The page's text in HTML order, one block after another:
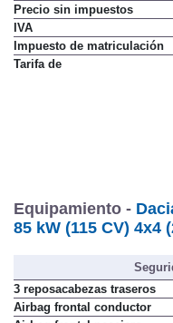
Precio sin impuestos
IVA
Impuesto de matriculación
Tarifa de
Equipamiento -
85 kW (115 CV) 4x4
3 reposacabezas traseros
Airbag frontal conductor